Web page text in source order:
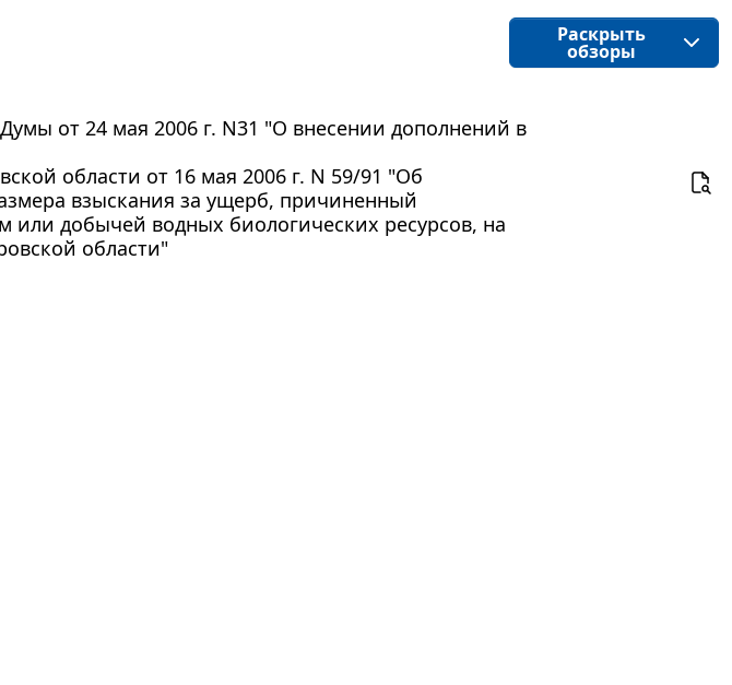
Раскрыть
обзоры
от 24 мая 2006 г. N31 "О внесении дополнений в
области от 16 мая 2006 г. N 59/91 "Об
взыскания за ущерб, причиненный
добычей водных биологических ресурсов, на
области"